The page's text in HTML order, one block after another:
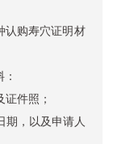
认购寿穴证明材
件照；
期，以及申请人